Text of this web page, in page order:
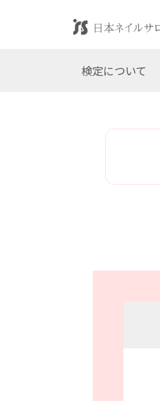
検定について